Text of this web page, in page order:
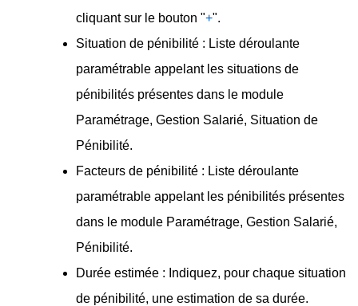
cliquant sur le bouton "+".
Situation de pénibilité : Liste déroulante
paramétrable appelant les situations de
pénibilités présentes dans le module
Paramétrage, Gestion Salarié, Situation de
Pénibilité.
Facteurs de pénibilité : Liste déroulante
paramétrable appelant les pénibilités présentes
dans le module Paramétrage, Gestion Salarié,
Pénibilité.
Durée estimée : Indiquez, pour chaque situation
de pénibilité, une estimation de sa durée.